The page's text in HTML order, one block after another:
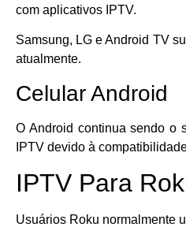
com aplicativos IPTV.
Samsung, LG e Android TV
atualmente.
Celular Android
O Android continua sendo o
IPTV devido à
IPTV Para
Usuários Roku normalmente